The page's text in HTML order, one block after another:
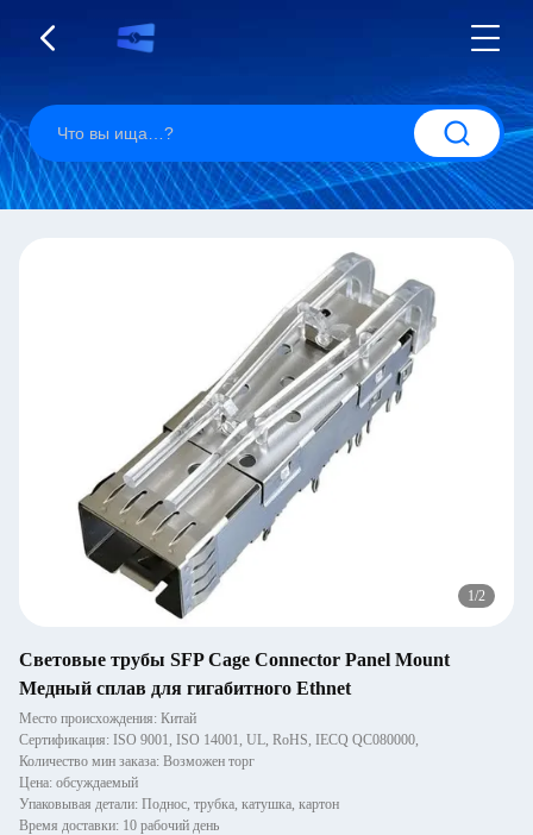
1/2
Световые трубы SFP Cage Connector Panel Mount
Медный сплав для гигабитного Ethnet
Место происхождения: Китай
Сертификация: ISO 9001, ISO 14001, UL, RoHS, IECQ QC080000,
Количество мин заказа: Возможен торг
Цена: обсуждаемый
Упаковывая детали: Поднос, трубка, катушка, картон
Время доставки: 10 рабочий день